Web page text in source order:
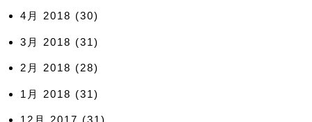
4月 2018 (30)
3月 2018 (31)
2月 2018 (28)
1月 2018 (31)